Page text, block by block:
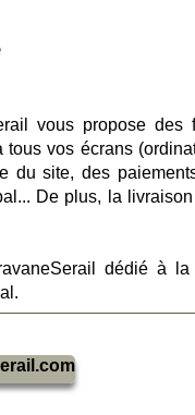
vous propose des
vos écrans
du site, des
De plus, la
dédié à